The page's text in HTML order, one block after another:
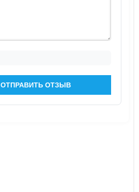
ОТПРАВИТЬ ОТЗЫВ